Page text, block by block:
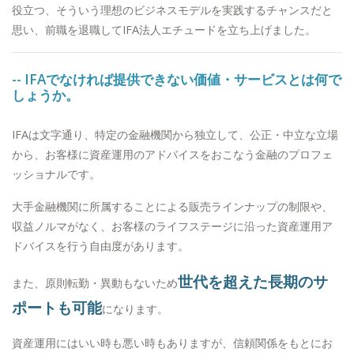
役立つ、そういう理想のビジネスモデルを実践するチャンスだと
思い、前職を退職してIFA法人エチュードを立ち上げました。
-- IFAでなければ提供できない価値・サービスとは何で
しょうか。
IFAは文字通り、特定の金融機関から独立して、公正・中立な立場
から、お客様に資産運用のアドバイスをおこなう金融のプロフェ
ッショナルです。
大手金融機関に所属することによる販売ラインナップの制限や、
収益ノルマがなく、お客様のライフステージに沿った資産運用ア
ドバイスを行う自由度があります。
また、原則転勤・異動もないため世代を超えた長期のサ
ポートも可能になります。
資産運用にはいい時も悪い時もありますが、信頼関係をもとにお